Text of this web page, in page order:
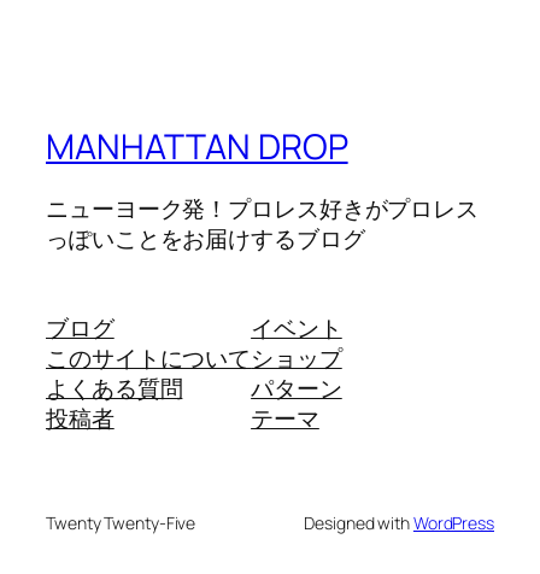
MANHATTAN DROP
ニューヨーク発！プロレス好きがプロレス
っぽいことをお届けするブログ
ブログ
このサイトについて
よくある質問
投稿者
イベント
ショップ
パターン
テーマ
Twenty Twenty-Five Designed withWordPress